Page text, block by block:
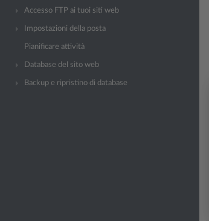
Accesso FTP ai tuoi siti web
Impostazioni della posta
Pianificare attività
Database del sito web
Backup e ripristino di database